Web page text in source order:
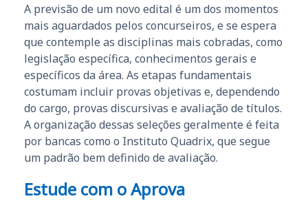
A previsão de um novo edital é um dos momentos
mais aguardados pelos concurseiros, e se espera
que contemple as disciplinas mais cobradas, como
legislação específica, conhecimentos gerais e
específicos da área. As etapas fundamentais
costumam incluir provas objetivas e, dependendo
do cargo, provas discursivas e avaliação de títulos.
A organização dessas seleções geralmente é feita
por bancas como o Instituto Quadrix, que segue
um padrão bem definido de avaliação.
Estude com o Aprova